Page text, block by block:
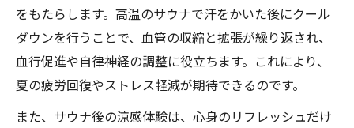
をもたらします。高温のサウナで汗をかいた後にクール
ダウンを行うことで、血管の収縮と拡張が繰り返され、
血行促進や自律神経の調整に役立ちます。これにより、
夏の疲労回復やストレス軽減が期待できるのです。
また、サウナ後の涼感体験は、心身のリフレッシュだけ